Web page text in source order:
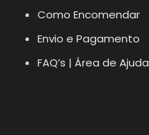
Como Encomendar
Envio e Pagamento
FAQ’s | Área de Ajuda